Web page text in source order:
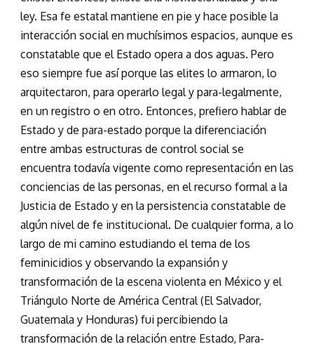
ley. Esa fe estatal mantiene en pie y hace posible la
interacción social en muchísimos espacios, aunque es
constatable que el Estado opera a dos aguas. Pero
eso siempre fue así porque las elites lo armaron, lo
arquitectaron, para operarlo legal y para-legalmente,
en un registro o en otro. Entonces, prefiero hablar de
Estado y de para-estado porque la diferenciación
entre ambas estructuras de control social se
encuentra todavía vigente como representación en las
conciencias de las personas, en el recurso formal a la
Justicia de Estado y en la persistencia constatable de
algún nivel de fe institucional. De cualquier forma, a lo
largo de mi camino estudiando el tema de los
feminicidios y observando la expansión y
transformación de la escena violenta en México y el
Triángulo Norte de América Central (El Salvador,
Guatemala y Honduras) fui percibiendo la
transformación de la relación entre Estado, Para-